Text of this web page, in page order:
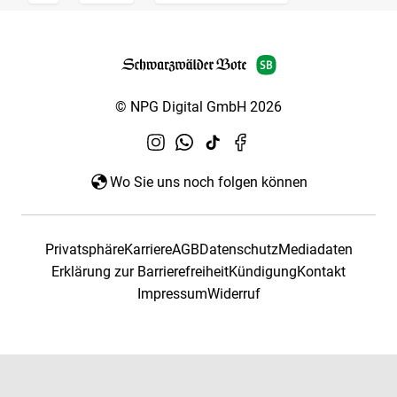
© NPG Digital GmbH 2026
Wo Sie uns noch folgen können
PrivatsphäreKarriereAGBDatenschutzMediadaten
Erklärung zur BarrierefreiheitKündigungKontakt
ImpressumWiderruf